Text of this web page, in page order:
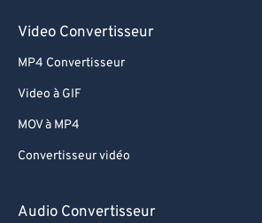
Video Convertisseur
MP4 Convertisseur
Video à GIF
MOV à MP4
Convertisseur vidéo
Audio Convertisseur